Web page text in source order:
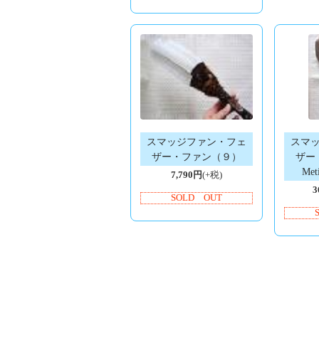
スマッジファン・フェ
ザー・ファン（９）
7,790円(+税)
SOLD OUT
スマ
ザー